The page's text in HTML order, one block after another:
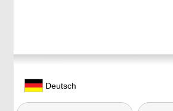
Deutsch